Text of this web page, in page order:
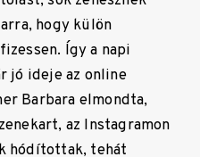
hogy külön
Így a napi
jó ideje az online
Barbara elmondta,
az Instagramon
hódítottak, tehát